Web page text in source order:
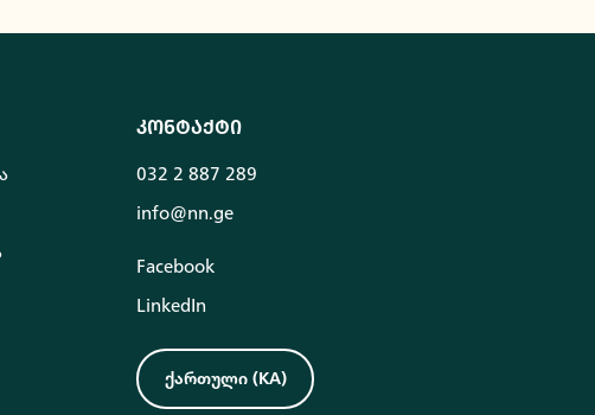
კონტაქტი
032 2 887 289
info@nn.ge
Facebook
LinkedIn
ქართული (KA)